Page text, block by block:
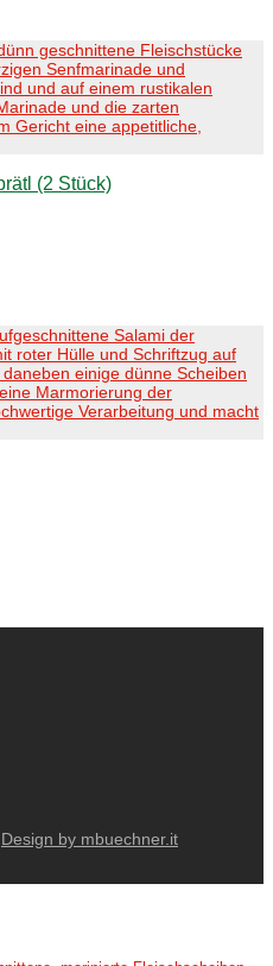
(2 Stück)
Design by mbuechner.it